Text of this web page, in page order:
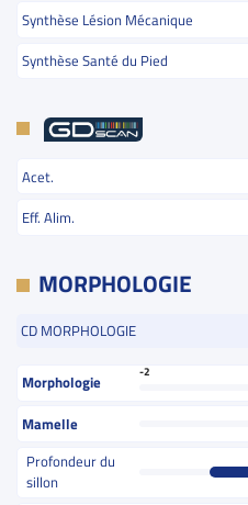
Synthèse Lésion Mécanique
Synthèse Santé du Pied
Acet.
Eff. Alim.
MORPHOLOGIE
CD MORPHOLOGIE
Morphologie
-2
Mamelle
Profondeur du
sillon